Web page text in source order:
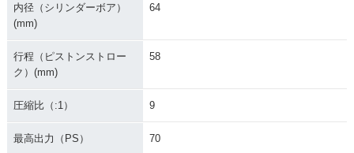
内径（シリンダーボア）
(mm)
64
行程（ピストンストロー
ク）(mm)
58
圧縮比（:1） 9
最高出力（PS） 70